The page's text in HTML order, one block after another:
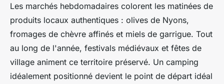
Les marchés hebdomadaires colorent les matinées de
produits locaux authentiques : olives de Nyons,
fromages de chèvre affinés et miels de garrigue. Tout
au long de l'année, festivals médiévaux et fêtes de
village animent ce territoire préservé. Un camping
idéalement positionné devient le point de départ idéal